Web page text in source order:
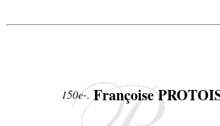
150e-. Françoise